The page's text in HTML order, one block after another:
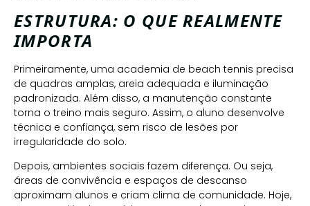
ESTRUTURA: O QUE REALMENTE
IMPORTA
Primeiramente, uma academia de beach tennis precisa
de quadras amplas, areia adequada e iluminação
padronizada. Além disso, a manutenção constante
torna o treino mais seguro. Assim, o aluno desenvolve
técnica e confiança, sem risco de lesões por
irregularidade do solo.
Depois, ambientes sociais fazem diferença. Ou seja,
áreas de convivência e espaços de descanso
aproximam alunos e criam clima de comunidade. Hoje,